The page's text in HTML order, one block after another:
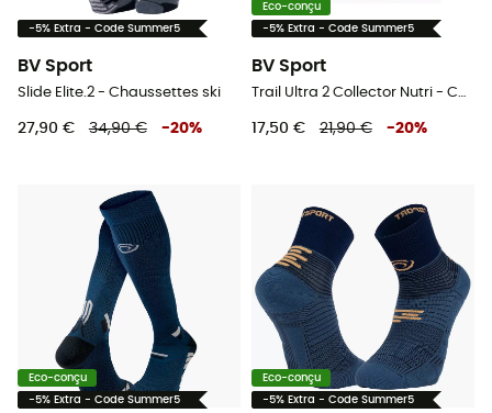
-5% Extra - Code Summer5
BV Sport
Slide Elite.2 - Chaussettes ski
27,90 € 34,90 € -20%
Eco-conçu
-5% Extra - Code Summer5
BV Sport
Trail Ultra 2 Collector Nutri - Chaussettes trail
17,50 € 21,90 € -20%
Eco-conçu
-5% Extra - Code Summer5
Eco-conçu
-5% Extra - Code Summer5